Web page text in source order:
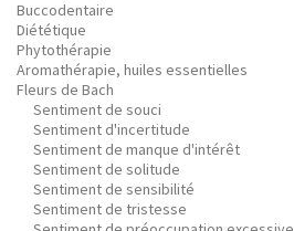
Buccodentaire
Diététique
Phytothérapie
Aromathérapie, huiles essentielles
Fleurs de Bach
Sentiment de souci
Sentiment d'incertitude
Sentiment de manque d'intérêt
Sentiment de solitude
Sentiment de sensibilité
Sentiment de tristesse